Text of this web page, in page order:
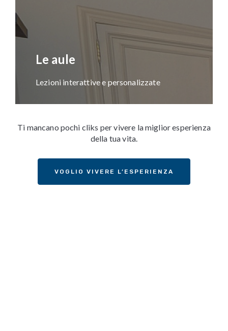
Le aule
Lezioni interattive e personalizzate
Ti mancano pochi cliks per vivere la miglior esperienza
della tua vita.
VOGLIO VIVERE L’ESPERIENZA